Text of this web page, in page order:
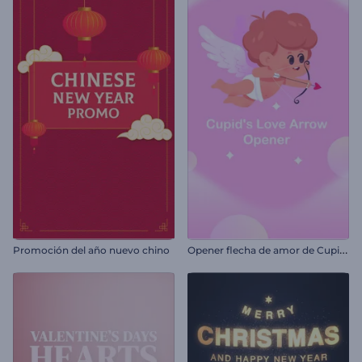
Promoción del año nuevo chino O
pener flecha de amor de Cupido